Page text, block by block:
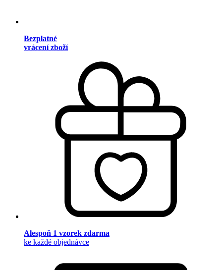
Bezplatné
vrácení zboží
Alespoň 1 vzorek zdarma
ke každé objednávce